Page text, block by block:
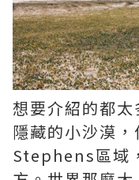
想要介紹的都
隱藏的小沙漠
Stephens區域